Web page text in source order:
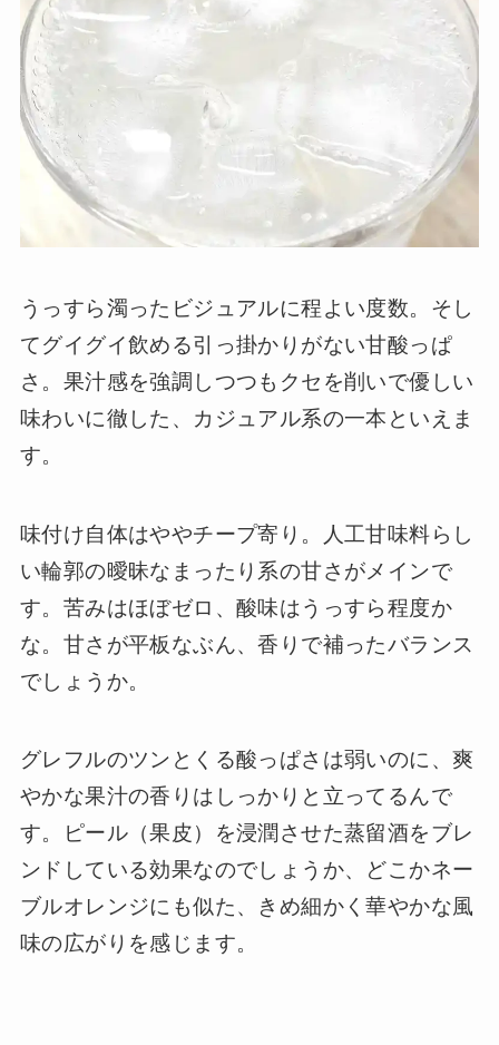
うっすら濁ったビジュアルに程よい度数。そし
てグイグイ飲める引っ掛かりがない甘酸っぱ
さ。果汁感を強調しつつもクセを削いで優しい
味わいに徹した、カジュアル系の一本といえま
す。
味付け自体はややチープ寄り。人工甘味料らし
い輪郭の曖昧なまったり系の甘さがメインで
す。苦みはほぼゼロ、酸味はうっすら程度か
な。甘さが平板なぶん、香りで補ったバランス
でしょうか。
グレフルのツンとくる酸っぱさは弱いのに、爽
やかな果汁の香りはしっかりと立ってるんで
す。ピール（果皮）を浸潤させた蒸留酒をブレ
ンドしている効果なのでしょうか、どこかネー
ブルオレンジにも似た、きめ細かく華やかな風
味の広がりを感じます。